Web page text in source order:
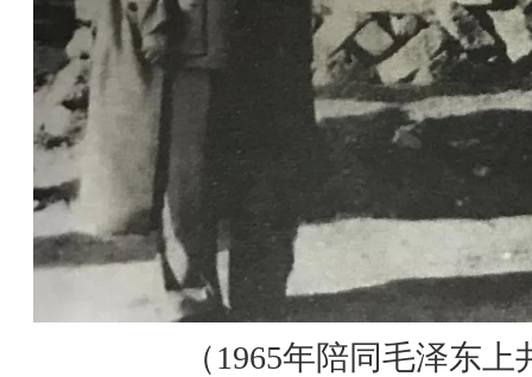
（1965年陪同毛泽东上